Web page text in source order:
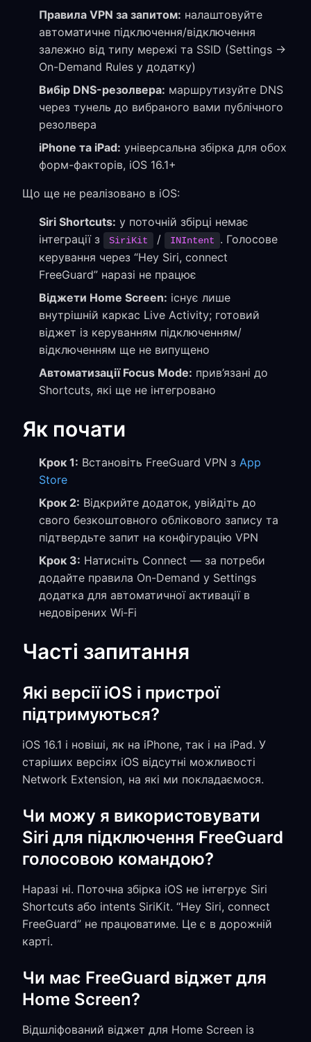
Правила VPN за запитом: налаштовуйте
автоматичне підключення/відключення
залежно від типу мережі та SSID (Settings →
On-Demand Rules у додатку)
Вибір DNS-резолвера: маршрутизуйте DNS
через тунель до вибраного вами публічного
резолвера
iPhone та iPad: універсальна збірка для обох
форм-факторів, iOS 16.1+
Що ще не реалізовано в iOS:
Siri Shortcuts: у поточній збірці немає
інтеграції з
SiriKit / INIntent
. Голосове
керування через “Hey Siri, connect
FreeGuard” наразі не працює
Віджети Home Screen: існує лише
внутрішній каркас Live Activity; готовий
віджет із керуванням підключенням/
відключенням ще не випущено
Автоматизації Focus Mode: прив’язані до
Shortcuts, які ще не інтегровано
Як почати
Крок 1: Встановіть FreeGuard VPN з App
Store
Крок 2: Відкрийте додаток, увійдіть до
свого безкоштовного облікового запису та
підтвердьте запит на конфігурацію VPN
Крок 3: Натисніть Connect — за потреби
додайте правила On-Demand у Settings
додатка для автоматичної активації в
недовірених Wi‑Fi
Часті запитання
Які версії iOS і пристрої
підтримуються?
iOS 16.1 і новіші, як на iPhone, так і на iPad. У
старіших версіях iOS відсутні можливості
Network Extension, на які ми покладаємося.
Чи можу я використовувати
Siri для підключення FreeGuard
голосовою командою?
Наразі ні. Поточна збірка iOS не інтегрує Siri
Shortcuts або intents SiriKit. “Hey Siri, connect
FreeGuard” не працюватиме. Це є в дорожній
карті.
Чи має FreeGuard віджет для
Home Screen?
Відшліфований віджет для Home Screen із